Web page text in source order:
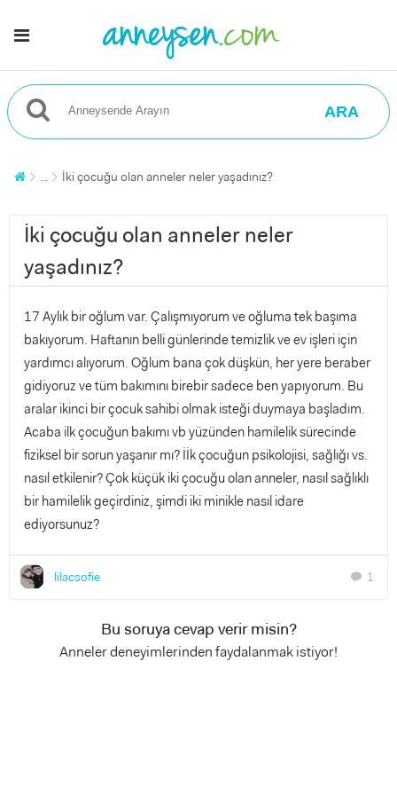
ARA
... İki çocuğu olan anneler neler yaşadınız?
İki çocuğu olan anneler neler
yaşadınız?
17 Aylık bir oğlum var. Çalışmıyorum ve oğluma tek başıma
bakıyorum. Haftanın belli günlerinde temizlik ve ev işleri için
yardımcı alıyorum. Oğlum bana çok düşkün, her yere beraber
gidiyoruz ve tüm bakımını birebir sadece ben yapıyorum. Bu
aralar ikinci bir çocuk sahibi olmak isteği duymaya başladım.
Acaba ilk çocuğun bakımı vb yüzünden hamilelik sürecinde
fiziksel bir sorun yaşanır mı? İİk çocuğun psikolojisi, sağlığı vs.
nasıl etkilenir? Çok küçük iki çocuğu olan anneler, nasıl sağlıklı
bir hamilelik geçirdiniz, şimdi iki minikle nasıl idare
ediyorsunuz?
lilacsofie chat 1
Bu soruya cevap verir misin?
Anneler deneyimlerinden faydalanmak istiyor!